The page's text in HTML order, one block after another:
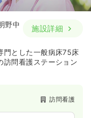
野中
施設詳細
門とした一般病床75床
訪問看護ステーション
訪問看護